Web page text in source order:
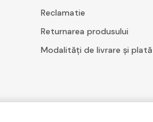
Reclamatie
Returnarea produsului
Modalități de livrare și plată